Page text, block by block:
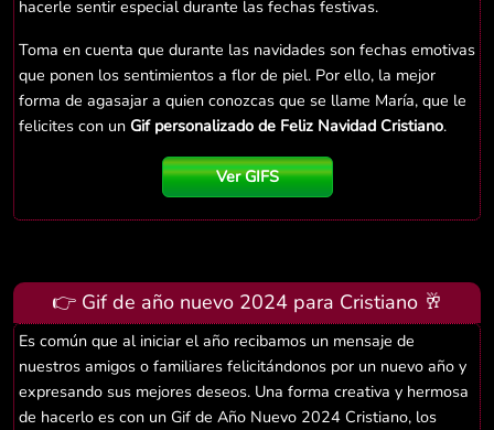
hacerle sentir especial durante las fechas festivas.
Toma en cuenta que durante las navidades son fechas emotivas
que ponen los sentimientos a flor de piel. Por ello, la mejor
forma de agasajar a quien conozcas que se llame María, que le
felicites con un Gif personalizado de Feliz Navidad Cristiano.
Ver GIFS
👉 Gif de año nuevo 2024 para Cristiano 🥂
Es común que al iniciar el año recibamos un mensaje de
nuestros amigos o familiares felicitándonos por un nuevo año y
expresando sus mejores deseos. Una forma creativa y hermosa
de hacerlo es con un Gif de Año Nuevo 2024 Cristiano, los